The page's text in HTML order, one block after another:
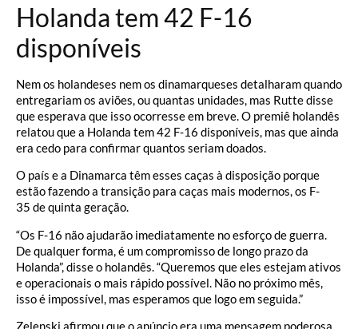
Holanda tem 42 F-16
disponíveis
Nem os holandeses nem os dinamarqueses detalharam quando
entregariam os aviões, ou quantas unidades, mas Rutte disse
que esperava que isso ocorresse em breve. O premiê holandês
relatou que a Holanda tem 42 F-16 disponíveis, mas que ainda
era cedo para confirmar quantos seriam doados.
O país e a Dinamarca têm esses caças à disposição porque
estão fazendo a transição para caças mais modernos, os F-
35 de quinta geração.
“Os F-16 não ajudarão imediatamente no esforço de guerra.
De qualquer forma, é um compromisso de longo prazo da
Holanda”, disse o holandês. “Queremos que eles estejam ativos
e operacionais o mais rápido possível. Não no próximo mês,
isso é impossível, mas esperamos que logo em seguida.”
Zelenski afirmou que o anúncio era uma mensagem poderosa